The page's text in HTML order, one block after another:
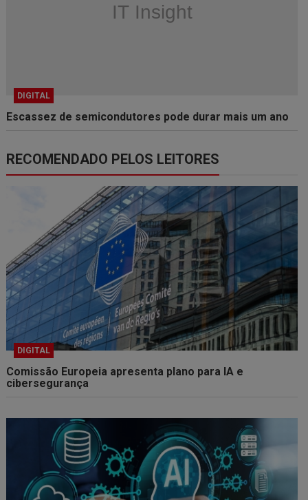
DIGITAL
Escassez de semicondutores pode durar mais um ano
RECOMENDADO PELOS LEITORES
DIGITAL
Comissão Europeia apresenta plano para IA e
cibersegurança